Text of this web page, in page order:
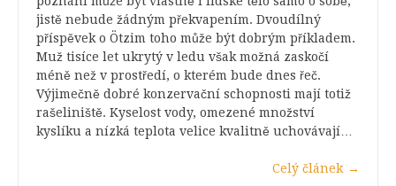
jistě nebude žádným překvapením. Dvoudílný
příspěvek o Ötzim toho může být dobrým příkladem.
Muž tisíce let ukrytý v ledu však možná zaskočí
méně než v prostředí, o kterém bude dnes řeč.
Výjimečně dobré konzervační schopnosti mají totiž
rašeliniště. Kyselost vody, omezené množství
kyslíku a nízká teplota velice kvalitně uchovávají…
Celý článek →